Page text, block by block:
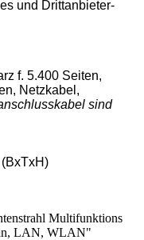
und Drittanbieter-
f. 5.400 Seiten,
Netzkabel,
sind
Multifunktions
LAN, WLAN"